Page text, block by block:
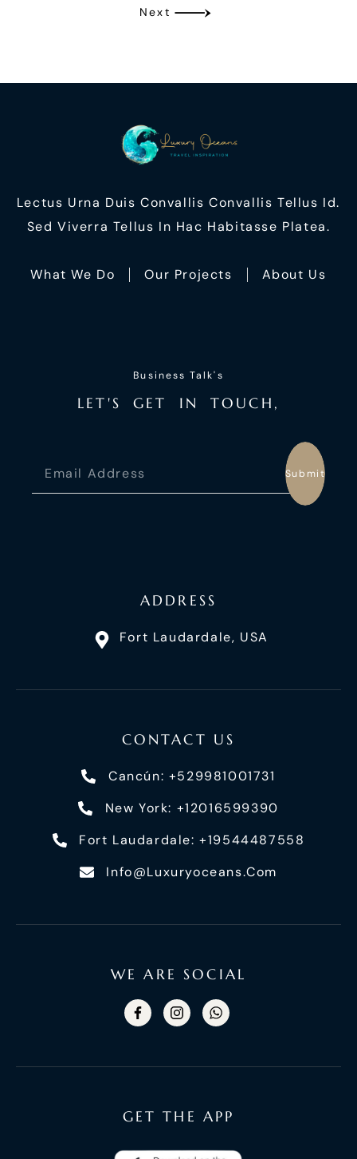
Next
Lectus Urna Duis Convallis Convallis Tellus Id.
Sed Viverra Tellus In Hac Habitasse Platea.
What We Do Our Projects About Us
Business Talk's
LET'S GET I N TO UC H ,
Submit
GET THE APP
ADDRESS
Fort Laudardale, USA
CONTACT US
Cancún: +529981001731
New York: +12016599390
Fort Laudardale: +19544487558
Info@luxuryoceans.com
WE ARE SOCIAL